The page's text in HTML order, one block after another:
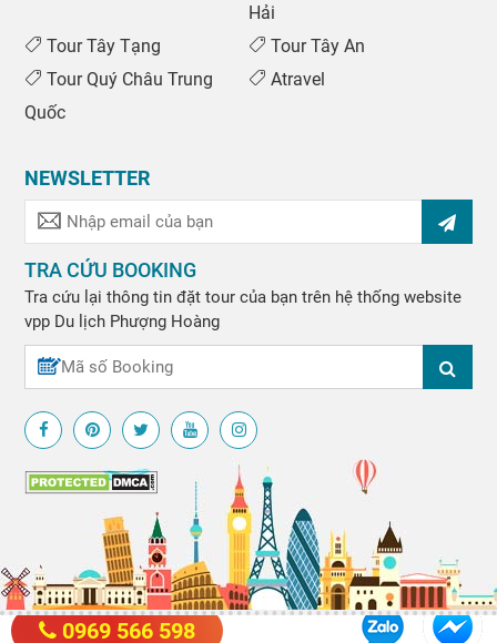
Hải
Tour Tây Tạng
Tour Tây An
Tour Quý Châu Trung
Quốc
Atravel
NEWSLETTER
TRA CỨU BOOKING
Tra cứu lại thông tin đặt tour của bạn trên hệ thống website
vpp Du lịch Phượng Hoàng
0969 566 598